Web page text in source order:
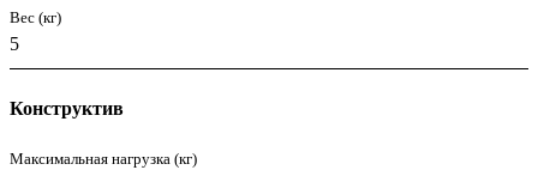
Вес (кг)
5
Конструктив
Максимальная нагрузка (кг)